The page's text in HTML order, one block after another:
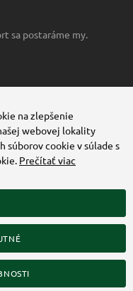
sa postaráme my.
na zlepšenie
webovej lokality
súborov cookie v súlade s
Prečítať viac